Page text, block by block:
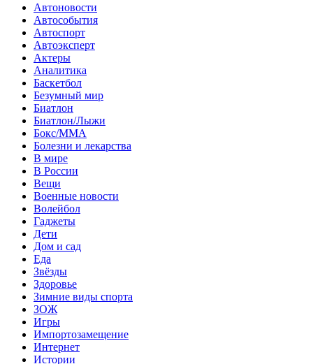
Автоновости
Автособытия
Автоспорт
Автоэксперт
Актеры
Аналитика
Баскетбол
Безумный мир
Биатлон
Биатлон/Лыжи
Бокс/MMA
Болезни и лекарства
В мире
В России
Вещи
Военные новости
Волейбол
Гаджеты
Дети
Дом и сад
Еда
Звёзды
Здоровье
Зимние виды спорта
ЗОЖ
Игры
Импортозамещение
Интернет
Истории